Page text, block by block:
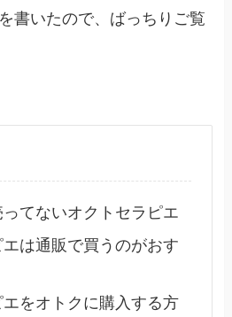
書いたので、ばっちりご覧
てないオクトセラピエ
は通販で買うのがおす
をオトクに購入する方